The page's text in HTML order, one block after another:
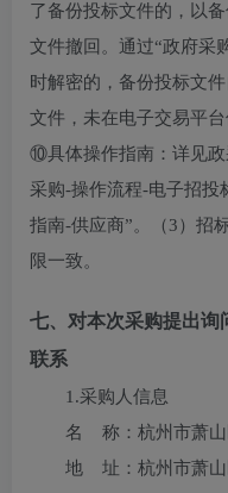
了备份投标文件的，以
文件撤回。通过“政府采
时解密的，备份投标文
文件，未在电子交易平
⑩具体操作指南：详见政
采购-操作流程-电子招投
指南-供应商”。（3）招
限一致。
七、对本次采购提出询
联系
1.采购人信息
名 称： 杭州市萧
地 址： 杭州市萧